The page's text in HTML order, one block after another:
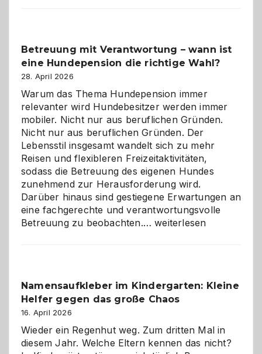
Betreuung mit Verantwortung – wann ist
eine Hundepension die richtige Wahl?
28. April 2026
Warum das Thema Hundepension immer
relevanter wird Hundebesitzer werden immer
mobiler. Nicht nur aus beruflichen Gründen.
Nicht nur aus beruflichen Gründen. Der
Lebensstil insgesamt wandelt sich zu mehr
Reisen und flexibleren Freizeitaktivitäten,
sodass die Betreuung des eigenen Hundes
zunehmend zur Herausforderung wird.
Darüber hinaus sind gestiegene Erwartungen an
eine fachgerechte und verantwortungsvolle
Betreuung zu beobachten.…Betreuung
ist
eine
die
richtige
Wahl?
weiterlesen
Namensaufkleber im Kindergarten: Kleine
Helfer gegen das große Chaos
16. April 2026
Wieder ein Regenhut weg. Zum dritten Mal in
diesem Jahr. Welche Eltern kennen das nicht?